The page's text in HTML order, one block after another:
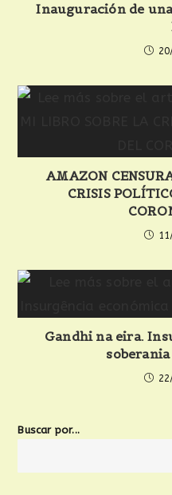
Inauguración de
AMAZON
CRISIS
Gandhi na eira.
soberania
Buscar por...